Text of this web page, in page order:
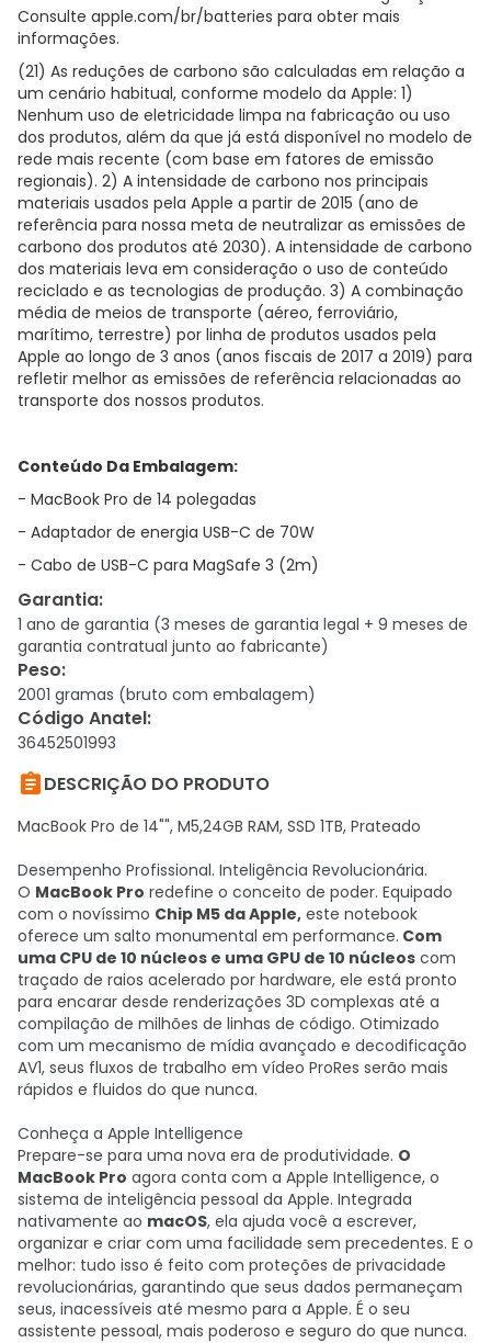
Consulte apple.com/br/batteries para obter mais
informações.
(21) As reduções de carbono são calculadas em relação a
um cenário habitual, conforme modelo da Apple: 1)
Nenhum uso de eletricidade limpa na fabricação ou uso
dos produtos, além da que já está disponível no modelo de
rede mais recente (com base em fatores de emissão
regionais). 2) A intensidade de carbono nos principais
materiais usados pela Apple a partir de 2015 (ano de
referência para nossa meta de neutralizar as emissões de
carbono dos produtos até 2030). A intensidade de carbono
dos materiais leva em consideração o uso de conteúdo
reciclado e as tecnologias de produção. 3) A combinação
média de meios de transporte (aéreo, ferroviário,
marítimo, terrestre) por linha de produtos usados pela
Apple ao longo de 3 anos (anos fiscais de 2017 a 2019) para
refletir melhor as emissões de referência relacionadas ao
transporte dos nossos produtos.
Conteúdo Da Embalagem:
- MacBook Pro de 14 polegadas
- Adaptador de energia USB-C de 70W
- Cabo de USB-C para MagSafe 3 (2m)
Garantia:
1 ano de garantia (3 meses de garantia legal + 9 meses de
garantia contratual junto ao fabricante)
Peso:
2001 gramas (bruto com embalagem)
Código Anatel:
36452501993
DESCRIÇÃO DO PRODUTO
MacBook Pro de 14"", M5,24GB RAM, SSD 1TB, Prateado
Desempenho Profissional. Inteligência Revolucionária.
O MacBook Pro redefine o conceito de poder. Equipado
com o novíssimo Chip M5 da Apple, este notebook
oferece um salto monumental em performance. Com
uma CPU de 10 núcleos e uma GPU de 10 núcleos com
traçado de raios acelerado por hardware, ele está pronto
para encarar desde renderizações 3D complexas até a
compilação de milhões de linhas de código. Otimizado
com um mecanismo de mídia avançado e decodificação
AV1, seus fluxos de trabalho em vídeo ProRes serão mais
rápidos e fluidos do que nunca.
Conheça a Apple Intelligence
Prepare-se para uma nova era de produtividade. O
MacBook Pro agora conta com a Apple Intelligence, o
sistema de inteligência pessoal da Apple. Integrada
nativamente ao macOS, ela ajuda você a escrever,
organizar e criar com uma facilidade sem precedentes. E o
melhor: tudo isso é feito com proteções de privacidade
revolucionárias, garantindo que seus dados permaneçam
seus, inacessíveis até mesmo para a Apple. É o seu
assistente pessoal, mais poderoso e seguro do que nunca.